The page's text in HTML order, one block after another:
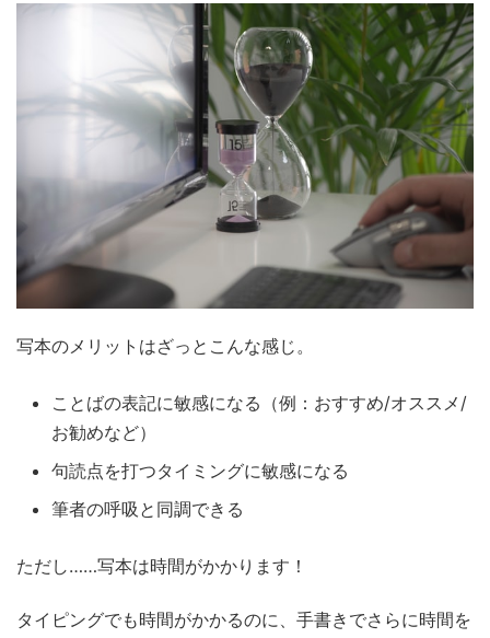
写本のメリットはざっとこんな感じ。
ことばの表記に敏感になる（例：おすすめ/オススメ/
お勧めなど）
句読点を打つタイミングに敏感になる
筆者の呼吸と同調できる
ただし……写本は時間がかかります！
タイピングでも時間がかかるのに、手書きでさらに時間を